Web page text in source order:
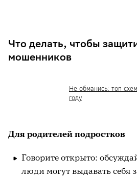
Что делать, чтобы
мошенников
Не обманись: топ
году
Для родителей подростков
Говорите открыто:
люди могут выдавать себя